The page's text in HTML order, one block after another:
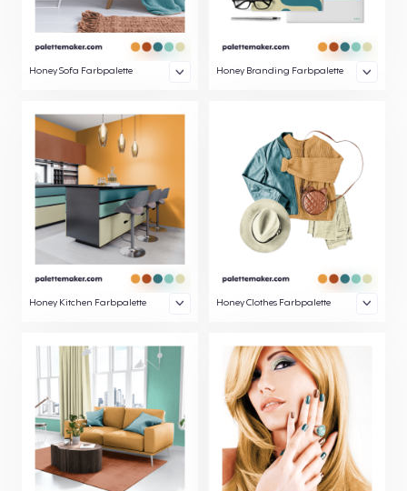
Honey Sofa Farbpalette Honey Branding Farbpalette
Honey Kitchen Farbpalette Honey Clothes Farbpalette